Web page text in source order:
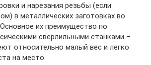
и нарезания резьбы (если
в металлических заготовках во
их преимущество по
сверлильными станками –
относительно малый вес и легко
на место.